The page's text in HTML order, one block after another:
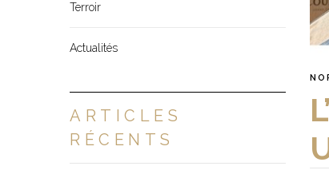
Terroir
Actualités
ARTICLES
RÉCENTS